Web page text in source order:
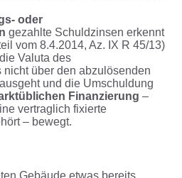
oder
gezahlte Schuldzinsen erkennt
vom 8.4.2014, Az. IX R 45/13)
Valuta des
über den abzulösenden
und die Umschuldung
Finanzierung –
vertraglich fixierte
– bewegt.